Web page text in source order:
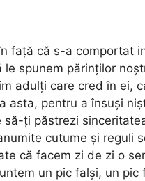
față că s-a comportat
spunem părinților
adulți care cred în ei,
asta, pentru a însuși
ți păstrezi
cutume și reguli
că facem zi de zi o
un pic falși, un pic